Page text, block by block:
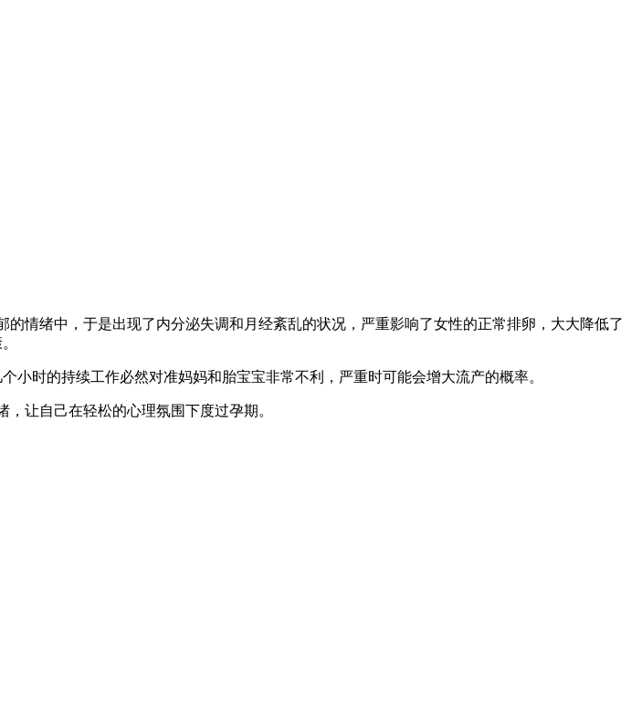
情绪中，于是出现了内分泌失调和月经紊乱的状况，严重影响了女性的正常排卵，大大降低了
时的持续工作必然对准妈妈和胎宝宝非常不利，严重时可能会增大流产的概率。
让自己在轻松的心理氛围下度过孕期。